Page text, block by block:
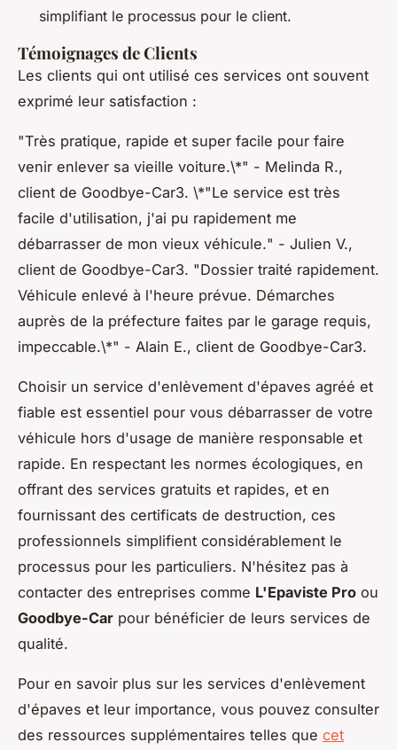
simplifiant le processus pour le client.
Témoignages de Clients
Les clients qui ont utilisé ces services ont souvent
exprimé leur satisfaction :
"Très pratique, rapide et super facile pour faire
venir enlever sa vieille voiture.\*" - Melinda R.,
client de Goodbye-Car3. \*"Le service est très
facile d'utilisation, j'ai pu rapidement me
débarrasser de mon vieux véhicule." - Julien V.,
client de Goodbye-Car3. "Dossier traité rapidement.
Véhicule enlevé à l'heure prévue. Démarches
auprès de la préfecture faites par le garage requis,
impeccable.\*" - Alain E., client de Goodbye-Car3.
Choisir un service d'enlèvement d'épaves agréé et
fiable est essentiel pour vous débarrasser de votre
véhicule hors d'usage de manière responsable et
rapide. En respectant les normes écologiques, en
offrant des services gratuits et rapides, et en
fournissant des certificats de destruction, ces
professionnels simplifient considérablement le
processus pour les particuliers. N'hésitez pas à
contacter des entreprises comme L'Epaviste Pro ou
Goodbye-Car pour bénéficier de leurs services de
qualité.
Pour en savoir plus sur les services d'enlèvement
d'épaves et leur importance, vous pouvez consulter
des ressources supplémentaires telles que cet